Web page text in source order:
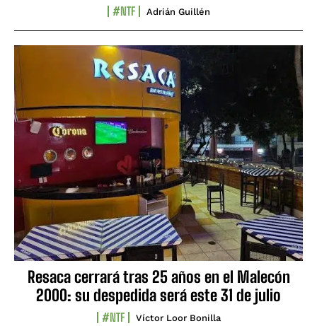
#NTF Adrián Guillén
Resaca cerrará tras 25 años en el Malecón
2000: su despedida será este 31 de julio
#NTF Víctor Loor Bonilla